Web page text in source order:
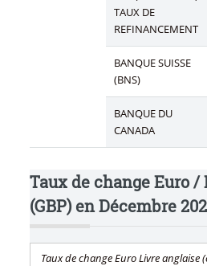
TAUX DE
REFINANCEMENT
BANQUE SUISSE
(BNS)
BANQUE DU
CANADA
Taux de change Euro
(GBP) en Décembre
Taux de change Euro Livre anglaise